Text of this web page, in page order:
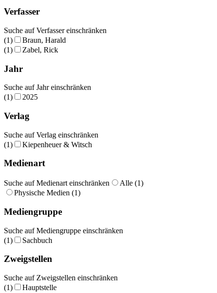
Verfasser
Suche auf Verfasser einschränken
(1)
Braun, Harald
(1)
Zabel, Rick
Jahr
Suche auf Jahr einschränken
(1)
2025
Verlag
Suche auf Verlag einschränken
(1)
Kiepenheuer & Witsch
Medienart
Suche auf Medienart einschränken
Alle (1)
Physische Medien (1)
Mediengruppe
Suche auf Mediengruppe einschränken
(1)
Sachbuch
Zweigstellen
Suche auf Zweigstellen einschränken
(1)
Hauptstelle